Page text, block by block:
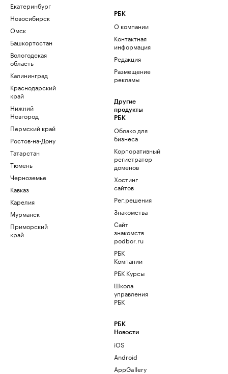
Екатеринбург
Новосибирск
Омск
Башкортостан
Вологодская
область
Калининград
Краснодарский
край
Нижний
Новгород
Пермский край
Ростов-на-Дону
Татарстан
Тюмень
Черноземье
Кавказ
Карелия
Мурманск
Приморский
край
РБК
О компании
Контактная
информация
Редакция
Размещение
рекламы
Другие
продукты
РБК
Облако для
бизнеса
Корпоративный
регистратор
доменов
Хостинг
сайтов
Рег.решения
Знакомства
Сайт
знакомств
podbor.ru
РБК
Компании
РБК Курсы
Школа
управления
РБК
РБК
Новости
iOS
Android
AppGallery